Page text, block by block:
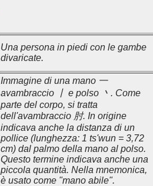
Una persona in piedi con le gambe
divaricate.
Immagine di una mano 一
avambraccio 丨 e polso 丶. Come
parte del corpo, si tratta
dell'avambraccio 肘. In origine
indicava anche la distanza di un
pollice (lunghezza: 1 ts'wun = 3,72
cm) dal palmo della mano al polso.
Questo termine indicava anche una
piccola quantità. Nella mnemonica,
è usato come "mano abile".